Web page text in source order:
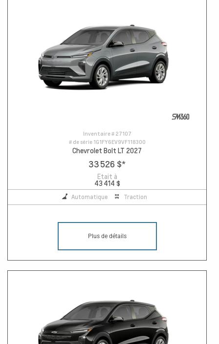
Inventaire # 27107
# de série 1G1FY6EV9VF118300
Chevrolet Bolt LT 2027
33 526 $*
Etait à
43 414 $
Automatique Traction
Plus de détails